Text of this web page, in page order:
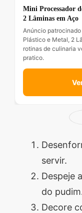
Mini Processador
2 Lâminas em Aço
Anúncio
Plástico e Metal, 2
rotinas de culinaria
pratico.
servir.
Despeje
do
Decore